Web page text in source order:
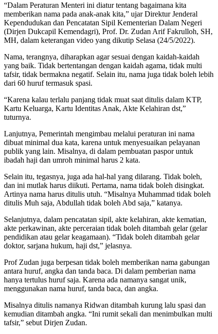
“Dalam Peraturan Menteri ini diatur tentang bagaimana kita
memberikan nama pada anak-anak kita,” ujar Direktur Jenderal
Kependudukan dan Pencatatan Sipil Kementerian Dalam Negeri
(Dirjen Dukcapil Kemendagri), Prof. Dr. Zudan Arif Fakrulloh, SH,
MH, dalam keterangan video yang dikutip Selasa (24/5/2022).
Nama, terangnya, diharapkan agar sesuai dengan kaidah-kaidah
yang baik. Tidak bertentangan dengan kaidah agama, tidak multi
tafsir, tidak bermakna negatif. Selain itu, nama juga tidak boleh lebih
dari 60 huruf termasuk spasi.
“Karena kalau terlalu panjang tidak muat saat ditulis dalam KTP,
Kartu Keluarga, Kartu Identitas Anak, Akte Kelahiran dst,”
tuturnya.
Lanjutnya, Pemerintah mengimbau melalui peraturan ini nama
dibuat minimal dua kata, karena untuk menyesuaikan pelayanan
publik yang lain. Misalnya, di dalam pembuatan paspor untuk
ibadah haji dan umroh minimal harus 2 kata.
Selain itu, tegasnya, juga ada hal-hal yang dilarang. Tidak boleh,
dan ini mutlak harus diikuti. Pertama, nama tidak boleh disingkat.
Artinya nama harus ditulis utuh. “Misalnya Muhammad tidak boleh
ditulis Muh saja, Abdullah tidak boleh Abd saja,” katanya.
Selanjutnya, dalam pencatatan sipil, akte kelahiran, akte kematian,
akte perkawinan, akte perceraian tidak boleh ditambah gelar (gelar
pendidikan atau gelar keagamaan). “Tidak boleh ditambah gelar
doktor, sarjana hukum, haji dst,” jelasnya.
Prof Zudan juga berpesan tidak boleh memberikan nama gabungan
antara huruf, angka dan tanda baca. Di dalam pemberian nama
hanya tertulus huruf saja. Karena ada namanya sangat unik,
menggunakan nama huruf, tanda baca, dan angka.
Misalnya ditulis namanya Ridwan ditambah kurung lalu spasi dan
kemudian ditambah angka. “Ini rumit sekali dan menimbulkan multi
tafsir,” sebut Dirjen Zudan.